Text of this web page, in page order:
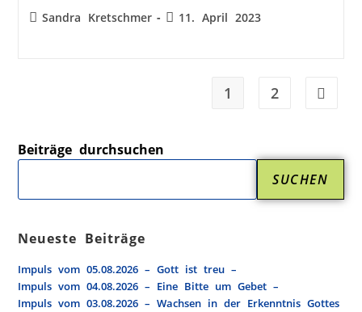
Sandra Kretschmer 11. April 2023
1 2
Beiträge durchsuchen
SUCHEN
Neueste Beiträge
Impuls vom 05.08.2026 – Gott ist treu –
Impuls vom 04.08.2026 – Eine Bitte um Gebet –
Impuls vom 03.08.2026 – Wachsen in der Erkenntnis Gottes